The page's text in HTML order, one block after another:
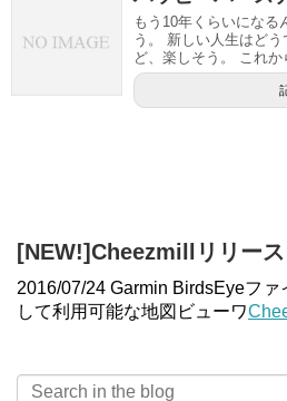
もう10年くらいになる
う。 新しい人生はど
ど、楽しそう。 これか
[NEW!]Cheezmillリリース
2016/07/24 Garmin BirdsEyeファ
して利用可能な地図ビューワ